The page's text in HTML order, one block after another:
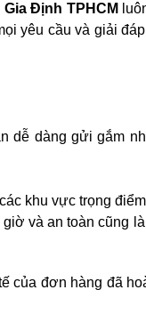
Định TPHCM
yêu cầu và giải
dễ dàng gửi gắm
khu vực trọng
và an toàn cũng
của đơn hàng đã